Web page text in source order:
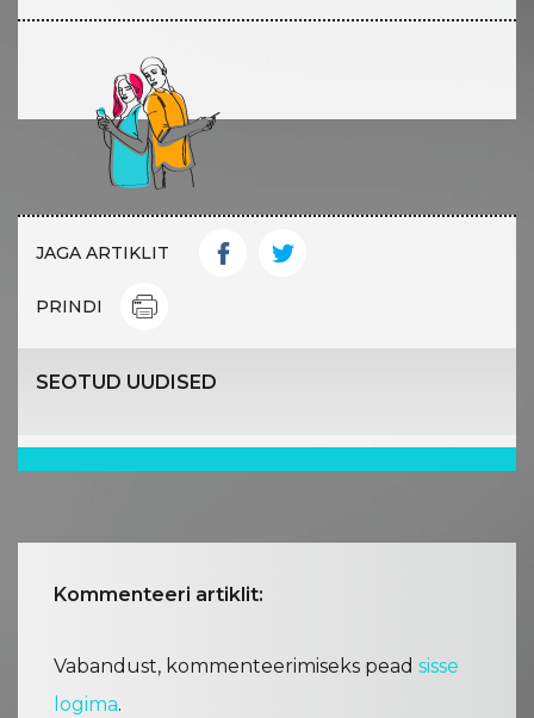
JAGA ARTIKLIT
PRINDI
SEOTUD UUDISED
Kommenteeri artiklit:
Vabandust, kommenteerimiseks pead sisse
logima.